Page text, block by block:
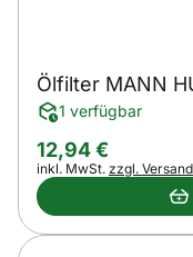
Ölfilter MANN
1 verfügbar
12,94€
Steuerhinweis:
inkl. MwSt. zzgl.